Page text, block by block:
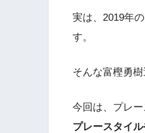
実は、2019年
す。
そんな富樫勇
今回は、プレー
プレースタイル